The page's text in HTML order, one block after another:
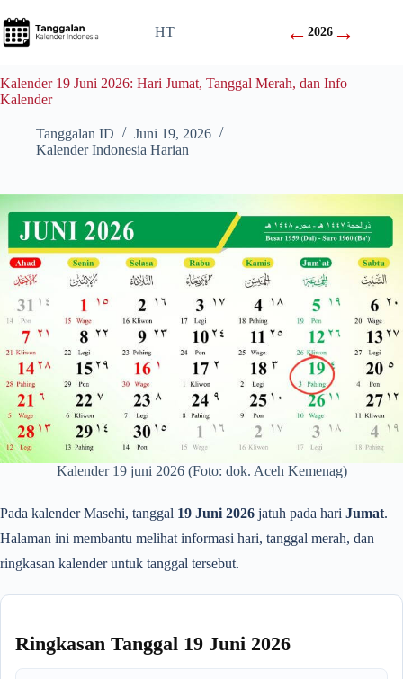
to
content
HT ←2026 →
Kalender 19 Juni 2026: Hari Jumat, Tanggal Merah, dan Info
Kalender
Tanggalan ID
Juni 19, 2026
Kalender Indonesia Harian
Kalender 19 juni 2026 (Foto: dok. Aceh Kemenag)
Pada kalender Masehi, tanggal 19 Juni 2026 jatuh pada hari Jumat.
Halaman ini membantu melihat informasi hari, tanggal merah, dan
ringkasan kalender untuk tanggal tersebut.
Ringkasan Tanggal 19 Juni 2026